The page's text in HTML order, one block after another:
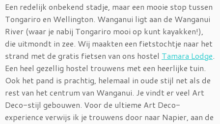
Een redelijk onbekend stadje, maar een mooie stop tussen
Tongariro en Wellington. Wanganui ligt aan de Wanganui
River (waar je nabij Tongariro mooi op kunt kayakken!),
die uitmondt in zee. Wij maakten een fietstochtje naar het
strand met de gratis fietsen van ons hostel Tamara Lodge.
Een heel gezellig hostel trouwens met een heerlijke tuin.
Ook het pand is prachtig, helemaal in oude stijl net als de
rest van het centrum van Wanganui. Je vindt er veel Art
Deco-stijl gebouwen. Voor de ultieme Art Deco-
experience verwijs ik je trouwens door naar Napier, aan de